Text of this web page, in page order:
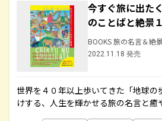
今すぐ旅に出た
のことばと絶景
BOOKS 旅の名言＆絶景
2022.11.18 発売
世界を４０年以上歩いてきた「地球の
けする、人生を輝かせる旅の名言と癒